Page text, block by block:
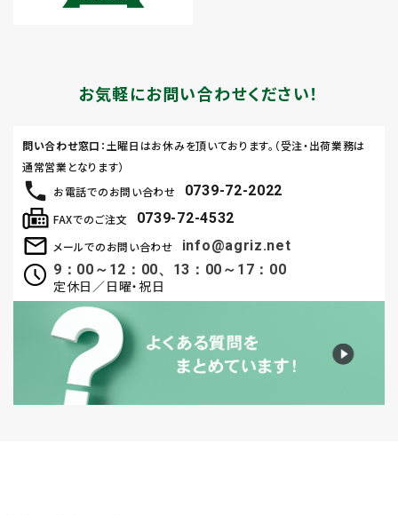
お気軽にお問い合わせください！
お電話でのお問い合わせ 0739-72-2022
メールでのお問い合わせ
info@agriz.net
9：00～12：00、13：00～17：00
定休日／日曜・祝日
FAXでのご注文 0739-72-4532
問い合わせ窓口 ：土曜日はお休みを頂いております。（受注・出荷業務は
通常営業となります）